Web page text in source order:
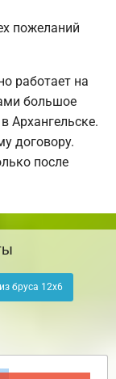
пожеланий
работает на
большое
Архангельске.
договору.
после
бруса 12х6